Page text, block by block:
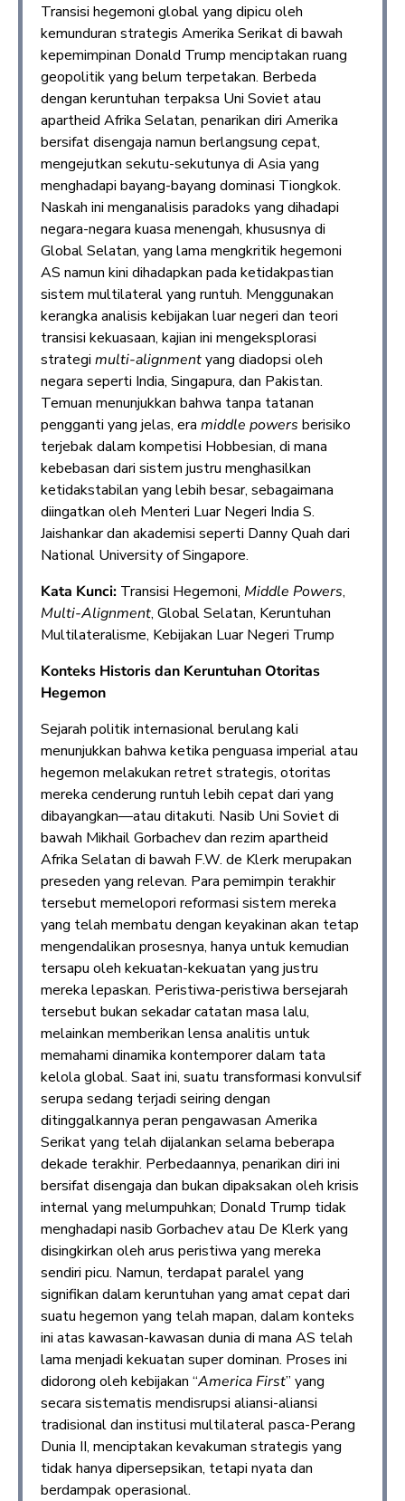
Transisi hegemoni global yang dipicu oleh
kemunduran strategis Amerika Serikat di bawah
kepemimpinan Donald Trump menciptakan ruang
geopolitik yang belum terpetakan. Berbeda
dengan keruntuhan terpaksa Uni Soviet atau
apartheid Afrika Selatan, penarikan diri Amerika
bersifat disengaja namun berlangsung cepat,
mengejutkan sekutu-sekutunya di Asia yang
menghadapi bayang-bayang dominasi Tiongkok.
Naskah ini menganalisis paradoks yang dihadapi
negara-negara kuasa menengah, khususnya di
Global Selatan, yang lama mengkritik hegemoni
AS namun kini dihadapkan pada ketidakpastian
sistem multilateral yang runtuh. Menggunakan
kerangka analisis kebijakan luar negeri dan teori
transisi kekuasaan, kajian ini mengeksplorasi
strategi multi-alignmentyang diadopsi oleh
negara seperti India, Singapura, dan Pakistan.
Temuan menunjukkan bahwa tanpa tatanan
pengganti yang jelas, era middle powers berisiko
terjebak dalam kompetisi Hobbesian, di mana
kebebasan dari sistem justru menghasilkan
ketidakstabilan yang lebih besar, sebagaimana
diingatkan oleh Menteri Luar Negeri India S.
Jaishankar dan akademisi seperti Danny Quah dari
National University of Singapore.
Kata Kunci: Transisi Hegemoni, Middle Powers,
Multi-Alignment, Global Selatan, Keruntuhan
Multilateralisme, Kebijakan Luar Negeri Trump
Konteks Historis dan Keruntuhan Otoritas
Hegemon
Sejarah politik internasional berulang kali
menunjukkan bahwa ketika penguasa imperial atau
hegemon melakukan retret strategis, otoritas
mereka cenderung runtuh lebih cepat dari yang
dibayangkan—atau ditakuti. Nasib Uni Soviet di
bawah Mikhail Gorbachev dan rezim apartheid
Afrika Selatan di bawah F.W. de Klerk merupakan
preseden yang relevan. Para pemimpin terakhir
tersebut memelopori reformasi sistem mereka
yang telah membatu dengan keyakinan akan tetap
mengendalikan prosesnya, hanya untuk kemudian
tersapu oleh kekuatan-kekuatan yang justru
mereka lepaskan. Peristiwa-peristiwa bersejarah
tersebut bukan sekadar catatan masa lalu,
melainkan memberikan lensa analitis untuk
memahami dinamika kontemporer dalam tata
kelola global. Saat ini, suatu transformasi konvulsif
serupa sedang terjadi seiring dengan
ditinggalkannya peran pengawasan Amerika
Serikat yang telah dijalankan selama beberapa
dekade terakhir. Perbedaannya, penarikan diri ini
bersifat disengaja dan bukan dipaksakan oleh krisis
internal yang melumpuhkan; Donald Trump tidak
menghadapi nasib Gorbachev atau De Klerk yang
disingkirkan oleh arus peristiwa yang mereka
sendiri picu. Namun, terdapat paralel yang
signifikan dalam keruntuhan yang amat cepat dari
suatu hegemon yang telah mapan, dalam konteks
ini atas kawasan-kawasan dunia di mana AS telah
lama menjadi kekuatan super dominan. Proses ini
didorong oleh kebijakan “America First” yang
secara sistematis mendisrupsi aliansi-aliansi
tradisional dan institusi multilateral pasca-Perang
Dunia II, menciptakan kevakuman strategis yang
tidak hanya dipersepsikan, tetapi nyata dan
berdampak operasional.